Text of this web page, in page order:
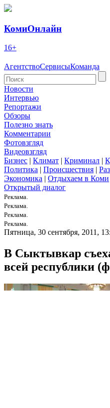
КомиОнлайн
16+
АгентствоСервисыКоманда
Новости
Интервью
Репортажи
Обзоры
Полезно знать
Комментарии
Фотовзгляд
Видеовзгляд
Бизнес | Климат | Криминал |
Политика | Происшествия |
Экономика | Отдыхаем в Коми
Открытый диалог
Реклама.
Реклама.
Реклама.
Реклама.
Пятница, 30 сентября, 2011,
В Сыктывкар
всей республики